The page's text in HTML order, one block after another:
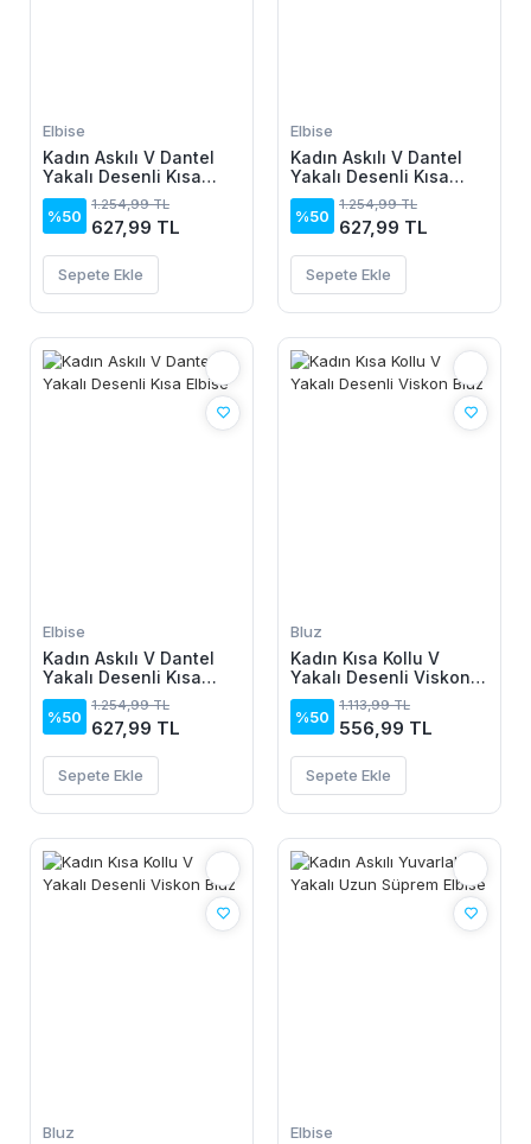
Elbise
Kadın Askılı V Dantel
Yakalı Desenli Kısa
Elbise
%50
1.254,99 TL
627,99 TL
Sepete Ekle
Elbise
Kadın Askılı V Dantel
Yakalı Desenli Kısa
Elbise
%50
1.254,99 TL
627,99 TL
Sepete Ekle
Elbise
Kadın Askılı V Dantel
Yakalı Desenli Kısa
Elbise
%50
1.254,99 TL
627,99 TL
Sepete Ekle
Bluz
Kadın Kısa Kollu V
Yakalı Desenli Viskon
Bluz
%50
1.113,99 TL
556,99 TL
Sepete Ekle
Bluz Elbise